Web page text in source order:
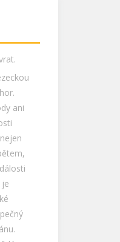
ani